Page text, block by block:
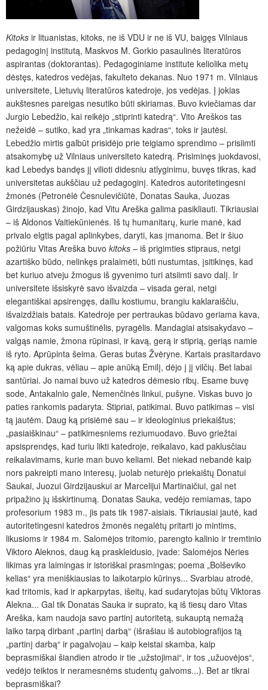
Kitoks ir lituanistas, kitoks, ne iš VDU ir ne iš VU, baigęs Vilniaus
pedagoginį institutą, Mask­vos M. Gorkio pasaulinės literatūros
aspirantas (doktorantas). Pedagoginiame institute keliolika metų
dėstęs, katedros vedėjas, fakulteto dekanas. Nuo 1971 m. Vilniaus
universitete, Lietuvių literatūros katedroje, jos vedėjas. Į jokias
aukštesnes pareigas nesutiko būti skiriamas. Buvo kviečiamas dar
Jurgio Lebedžio, kai reikėjo „stiprinti katedrą“. Vito Areškos tas
nežeidė – sutiko, kad yra „tinkamas kadras“, toks ir jautėsi.
Lebedžio mirtis galbūt prisidėjo prie teigiamo sprendimo – prisiimti
atsakomybę už Vilniaus universiteto katedrą. Prisiminęs juokdavosi,
kad Lebedys bandęs jį vilioti didesniu atlyginimu, buvęs tikras, kad
universitetas aukščiau už pedagoginį. Katedros autoritetingesni
žmonės (Petronėlė Česnulevičiūtė, Donatas Sauka, Juozas
Girdzijauskas) žinojo, kad Vitu Areška galima pasikliauti. Tikriausiai
– iš Aldonos Vaitiekūnienės. Iš tų humanitarų, kurie manė, kad
privalo elgtis pagal aplinkybes, daryti, kas įmanoma. Bet ir šiuo
požiūriu Vitas Areška buvo kitoks – iš prigimties stipraus, netgi
azartiško būdo, nelinkęs pralaimėti, būti nustumtas, įsitikinęs, kad
bet kuriuo atveju žmogus iš gyvenimo turi atsiimti savo dalį. Ir
universitete išsiskyrė savo išvaizda – visada gerai, netgi
elegantiškai apsirengęs, dailiu kostiumu, brangiu kaklaraiščiu,
išvaizdžiais batais. Katedroje per pertraukas būdavo geriama kava,
valgomas koks sumuštinėlis, pyragėlis. Mandagiai atsisakydavo –
valgąs namie, žmona rūpinasi, ir kavą, gerą ir stiprią, geriąs namie
iš ryto. Aprūpinta šeima. Geras butas Žvėryne. Kartais prasitardavo
ką apie dukras, vėliau – apie anūką Emilį, dėjo į jį vilčių. Bet labai
santūriai. Jo namai buvo už katedros dėmesio ribų. Esame buvę
sode, Antakalnio gale, Nemenčinės linkui, pušyne. Viskas buvo jo
paties rankomis padaryta. Stipriai, patikimai. Buvo patikimas – visi
tą jautėm. Daug ką prisiėmė sau – ir ideologinius priekaištus;
„pasiaiškinau“ – patikimesniems reziumuodavo. Buvo griežtai
apsisprendęs, kad turiu likti katedroje, reikalavo, kad paklusčiau
reikalavimams, kurie man buvo keliami. Bet niekad nebandė kaip
nors pakreipti mano interesų, juolab neturėjo priekaištų Donatui
Saukai, Juozui Girdzijauskui ar Marcelijui Martinaičiui, gal net
pripažino jų išskirtinumą. Donatas Sauka, vedėjo remiamas, tapo
profesorium 1983 m., jis pats tik 1987-aisiais. Tikriausiai jautė, kad
autoritetingesni katedros žmonės negalėtų pritarti jo mintims,
likusioms ir 1984 m. Salomėjos tritomio, parengto kalinio ir tremtinio
Viktoro Aleknos, daug ką praskleidusio, įvade: Salomėjos Nėries
likimas yra laimingas ir istoriškai prasmingas; poema „Bolševiko
kelias“ yra meniškiausias to laikotarpio kūrinys... Svarbiau atrodė,
kad tritomis, kad ir apkarpytas, išeitų, kad sudarytojas būtų Viktoras
Alekna... Gal tik Donatas Sauka ir suprato, ką iš tiesų daro Vitas
Areška, kam naudoja savo partinį autoritetą, sukauptą nemažą
laiko tarpą dirbant „partinį darbą“ (išrašiau iš autobiografijos tą
„partinį darbą“ ir pagalvojau – kaip keistai skamba, kaip
beprasmiškai šiandien atrodo ir tie „užstojimai“, ir tos „užuovėjos“,
vedėjo teiktos ir neramesnėms studentų galvoms...). Bet ar tikrai
beprasmiškai?